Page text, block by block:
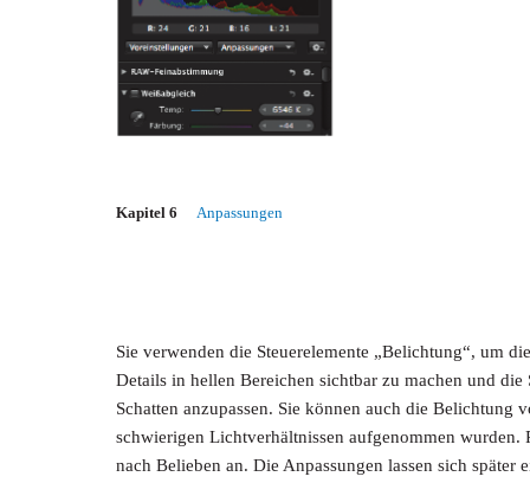
Kapitel 6 Anpassungen
Sie verwenden die Steuerelemente „Belichtung“, um
Details in hellen Bereichen sichtbar zu machen und
Schatten anzupassen. Sie können auch die Belichtung
schwierigen Lichtverhältnissen aufgenommen wurden.
nach Belieben an. Die Anpassungen lassen sich später